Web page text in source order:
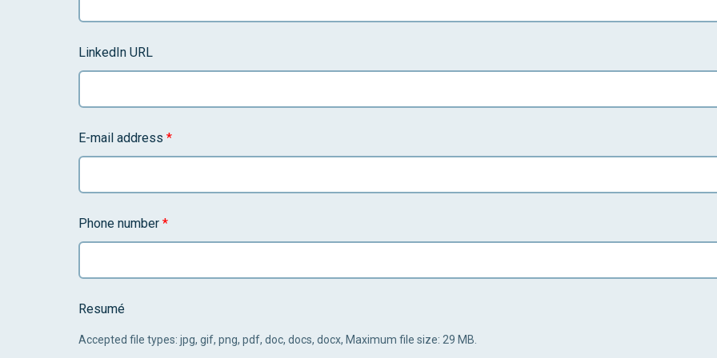
LinkedIn URL
E-mail address *
Phone number *
Resumé
Accepted file types: jpg, gif, png, pdf, doc, docs, docx, Maximum file size: 29 MB.